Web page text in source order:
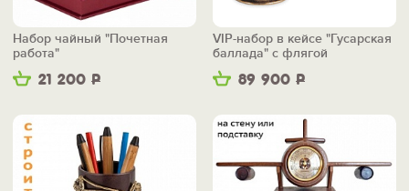
21 200 Р
Набор чайный "Почетная
работа"
89 900 Р
VIP-набор в кейсе "Гусарская
баллада" с флягой